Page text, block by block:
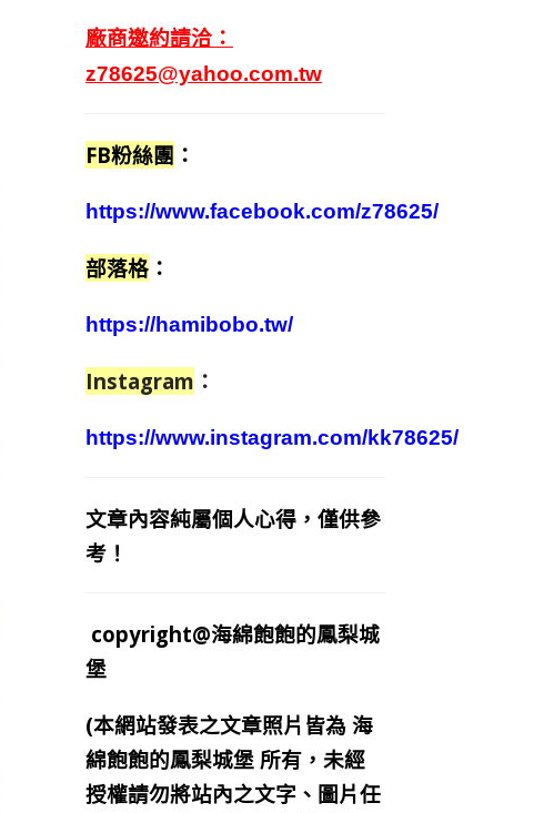
廠商邀約請洽：
z78625@yahoo.com.tw
FB粉絲團 ：
https://www.facebook.com/z78625/
部落格 ：
https://hamibobo.tw/
Instagram ：
https://www.instagram.com/kk78625/
文章內容純屬個人心得，僅供參
考！
copyright@海綿飽飽的鳳梨城
堡
(本網站發表之文章照片皆為 海
綿飽飽的鳳梨城堡 所有，未經
授權請勿將站內之文字、圖片任